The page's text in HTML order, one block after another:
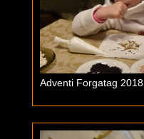
Adventi Forgatag 2018.